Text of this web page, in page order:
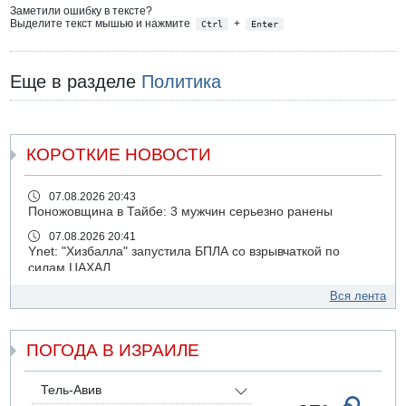
Заметили ошибку в тексте?
Выделите текст мышью и нажмите
Ctrl + Enter
Еще в разделе Политика
КОРОТКИЕ НОВОСТИ
07.08.2026 20:43
Поножовщина в Тайбе: 3 мужчин серьезно ранены
07.08.2026 20:41
Ynet: "Хизбалла" запустила БПЛА со взрывчаткой по
силам ЦАХАЛ
ДТП в Ашдоде: тяжело ранены двое маленьких детей
07.08.2026 19:14
Скончался водитель, врезавшийся в стену в
Иерусалиме
07.08.2026 17:57
Вся лента
ПОГОДА В ИЗРАИЛЕ
Тель-Авив